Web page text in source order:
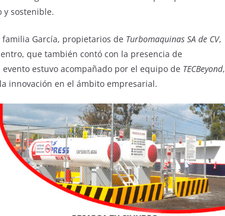
y sostenible.
familia García, propietarios de Turbomaquinas SA de CV,
que también contó con la presencia de
estuvo acompañado por el equipo de TECBeyond,
innovación en el ámbito empresarial.